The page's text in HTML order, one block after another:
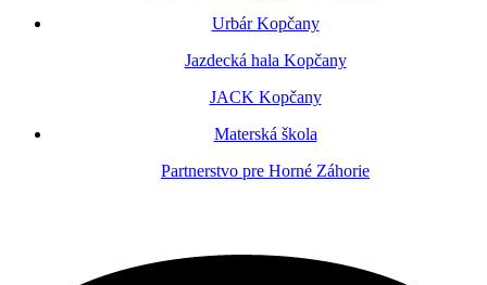
Urbár Kopčany
Jazdecká hala Kopčany
JACK Kopčany
Materská škola
Partnerstvo pre Horné Záhorie